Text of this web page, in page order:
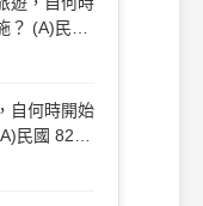
？ (A)民國
1日 (C)民
自何時開始
民國 82
1 日(C)民